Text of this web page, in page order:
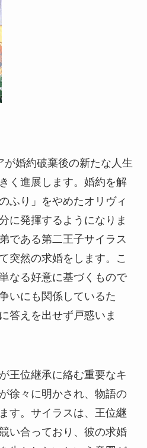
婚約破棄後の新たな人生
く進展します。婚約を解
ふり」をやめたオリヴィ
に発揮するようになりま
である第二王子サイラス
突然の求婚をします。こ
なる好意に基づくもので
いにも関係しているた
答えを出せず戸惑いま
王位継承に絡む重要なキ
徐々に明かされ、物語の
す。サイラスは、王位継
い合っており、彼の求婚